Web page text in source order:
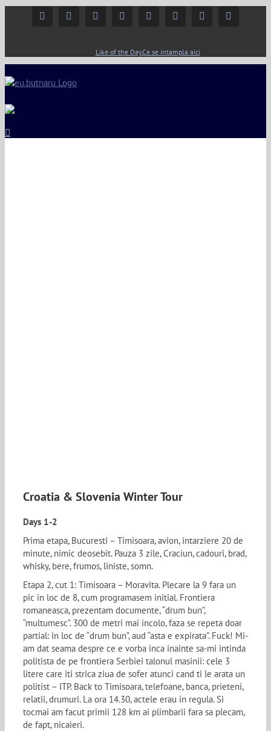
FacebookInstagramYouTubeTwitter Google+ Linkedin
Like of the DayCe se intampla aici
Croatia & Slovenia Winter Tour
Days 1-2
Prima etapa, Bucuresti – Timisoara, avion, intarziere 20 de
minute, nimic deosebit. Pauza 3 zile, Craciun, cadouri, brad,
whisky, bere, frumos, liniste, somn.
Etapa 2, cut 1: Timisoara – Moravita. Plecare la 9 fara un
pic in loc de 8, cum programasem initial. Frontiera
romaneasca, prezentam documente, “drum bun”,
“multumesc”. 300 de metri mai incolo, faza se repeta doar
partial: in loc de “drum bun”, aud “asta e expirata”. Fuck! Mi-
am dat seama despre ce e vorba inca inainte sa-mi intinda
politista de pe frontiera Serbiei talonul masinii: cele 3
litere care iti strica ziua de sofer atunci cand ti le arata un
politist – ITP. Back to Timisoara, telefoane, banca, prieteni,
relatii, drumuri. La ora 14.30, actele erau in regula. Si
tocmai am facut primii 128 km ai plimbarii fara sa plecam,
de fapt, nicaieri.